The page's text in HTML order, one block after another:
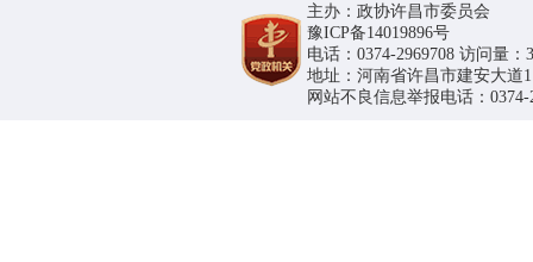
主办：政协许昌市委员会
豫ICP备14019896号
电话：0374-2969708 访问量：
地址：河南省许昌市建安大道
网站不良信息举报电话：